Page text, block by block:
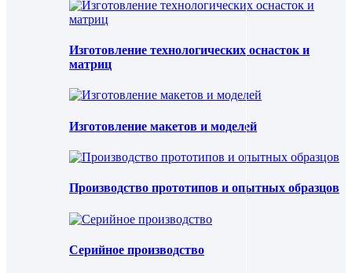
Изготовление технологических оснасток и
матриц
Изготовление макетов и моделей
Производство прототипов и опытных образцов
Серийное производство